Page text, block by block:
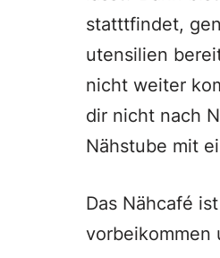
statttfindet,
utensilien
nicht weiter
dir nicht nach
Nähstube mit
Das Nähcafé
vorbeikommen